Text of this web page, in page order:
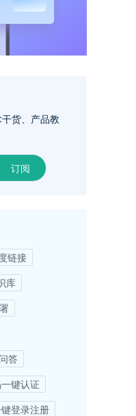
货、产品教
订阅
链接
库
答
键认证
登录注册